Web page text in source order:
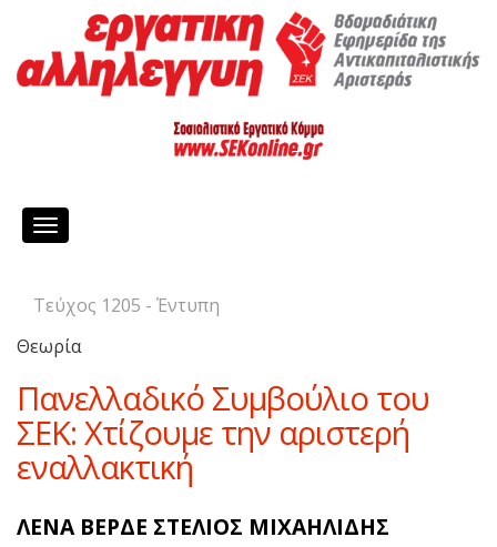
Toggle
Τεύχος 1205 - Έντυπη
Θεωρία
Πανελλαδικό Συμβούλιο του
ΣΕΚ: Χτίζουμε την αριστερή
εναλλακτική
ΛΕΝΑ ΒΕΡΔΕ ΣΤΕΛΙΟΣ ΜΙΧΑΗΛΙΔΗΣ